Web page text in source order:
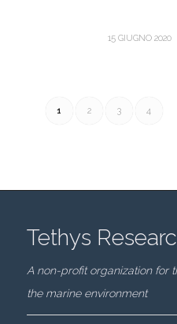
15 GIUGNO 2020
/
1 2 3 4
Tethys
A non-profit organization for
the marine environment